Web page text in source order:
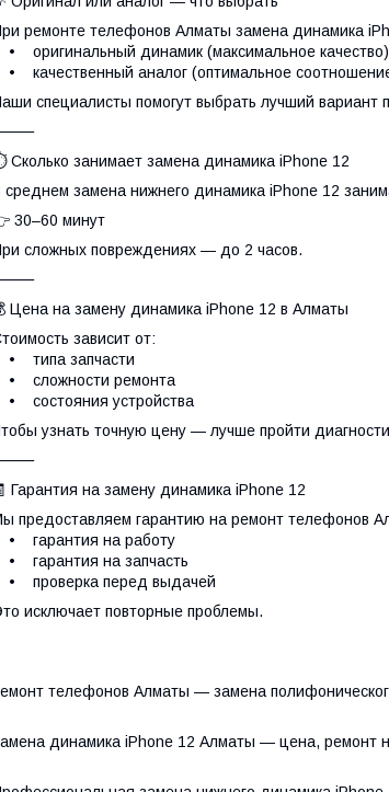
ремонте телефонов Алматы замена динамика
• оригинальный динамик (максимальное качество)
• качественный аналог (оптимальное
специалисты помогут выбрать лучший
Сколько занимает замена динамика iPhone 12
среднем замена нижнего динамика iPhone 12
30–60 минут
сложных повреждениях — до 2 часов.
Цена на замену динамика iPhone 12 в Алматы
зависит от:
• типа запчасти
• сложности ремонта
• состояния устройства
узнать точную цену — лучше пройти
Гарантия на замену динамика iPhone 12
предоставляем гарантию на ремонт телефонов
• гарантия на работу
• гарантия на запчасть
• проверка перед выдачей
исключает повторные проблемы.
телефонов Алматы — замена
динамика iPhone 12 Алматы — цена, ремонт